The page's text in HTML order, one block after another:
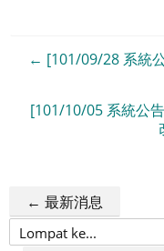
← [101/09/28 系統
[101/10/05 系統公
← 最新消息
Lompat